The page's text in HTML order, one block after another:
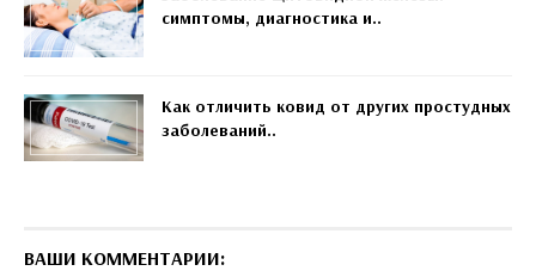
симптомы, диагностика и..
Как отличить ковид от других простудных
заболеваний..
ВАШИ КОММЕНТАРИИ: